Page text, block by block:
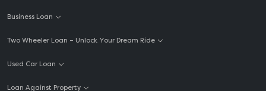
Business Loan
Two Wheeler Loan – Unlock Your Dream Ride
Used Car Loan
Loan Against Property